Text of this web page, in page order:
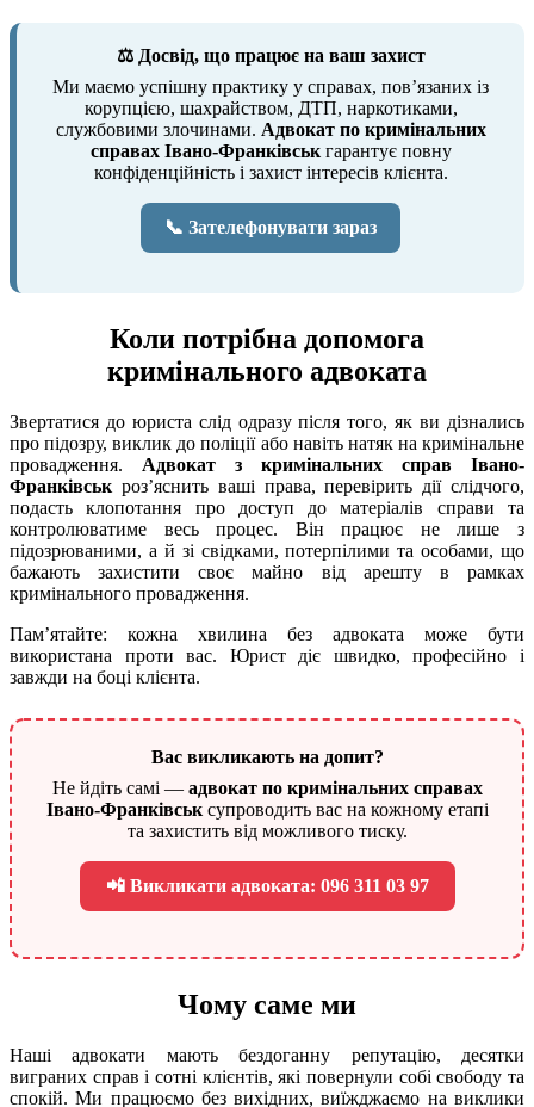
⚖️ Досвід, що працює на ваш захист
Ми маємо успішну практику у справах, пов’язаних із
корупцією, шахрайством, ДТП, наркотиками,
службовими злочинами. Адвокат по кримінальних
справах Івано-Франківськгарантує повну
конфіденційність і захист інтересів клієнта.
📞 Зателефонувати зараз
Коли потрібна допомога
кримінального адвоката
Звертатися до юриста слід одразу після того, як ви дізнались
про підозру, виклик до поліції або навіть натяк на кримінальне
провадження. Адвокат з кримінальних справ Івано-
Франківськ роз’яснить ваші права, перевірить дії слідчого,
подасть клопотання про доступ до матеріалів справи та
контролюватиме весь процес. Він працює не лише з
підозрюваними, а й зі свідками, потерпілими та особами, що
бажають захистити своє майно від арешту в рамках
кримінального провадження.
Пам’ятайте: кожна хвилина без адвоката може бути
використана проти вас. Юрист діє швидко, професійно і
завжди на боці клієнта.
Вас викликають на допит?
Не йдіть самі — адвокат по кримінальних справах
Івано-Франківськсупроводить вас на кожному етапі
та захистить від можливого тиску.
📲 Викликати адвоката: 096 311 03 97
Чому саме ми
Наші адвокати мають бездоганну репутацію, десятки
виграних справ і сотні клієнтів, які повернули собі свободу та
спокій. Ми працюємо без вихідних, виїжджаємо на виклики